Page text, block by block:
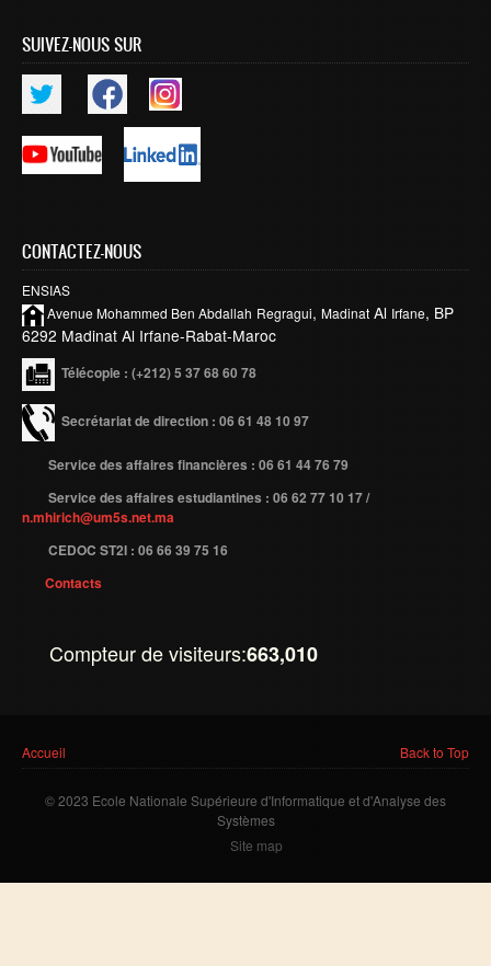
Progression des Publications
Manifestations Scientifiques
Valorisation
Documents
Bourses de thèses
Appels à Projets
INTERNATIONAL
Financements
Etudier à l'étranger
Projets
Projet TEMPUS SERMANTEQ
Projet TEMPUS CEEIM
Projet TEMPUS TIES
ENTREPRISES
Contrats de recherche
SUIVEZ-NOUS SUR
CONTACTEZ-NOUS
ENSIAS
Avenue Mohammed Ben Abdallah Regragui, Madinat Al Irfane, BP
6292 Madinat Al Irfane-Rabat-Maroc
Télécopie : (+212) 5 37 68 60 78
Secrétariat de direction : 06 61 48 10 97
Service des affaires financières : 06 61 44 76 79
Service des affaires estudiantines : 06 62 77 10 17 /
n.mhirich@um5s.net.ma
CEDOC ST2I : 06 66 39 75 16
Contacts
Compteur de visiteurs:663,010
Vous êtes ici
Accueil Back to Top
© 2023 Ecole Nationale Supérieure d'Informatique et d'Analyse des
Systèmes
Site map